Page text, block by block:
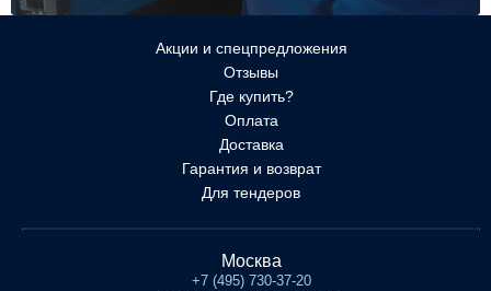
Акции и спецпредложения
Отзывы
Где купить?
Оплата
Доставка
Гарантия и возврат
Для тендеров
Москва
+7 (495) 730-37-20